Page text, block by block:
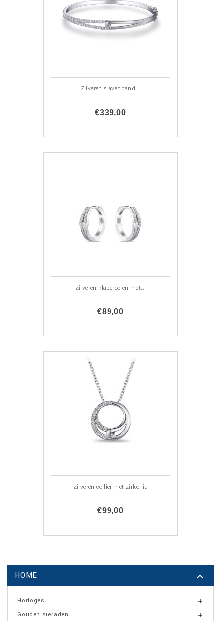
Zilveren slavenband...
€339,00
Zilveren klapcreolen met...
€89,00
Zilveren collier met zirkonia
€99,00
HOME 
Horloges 
Gouden sieraden 